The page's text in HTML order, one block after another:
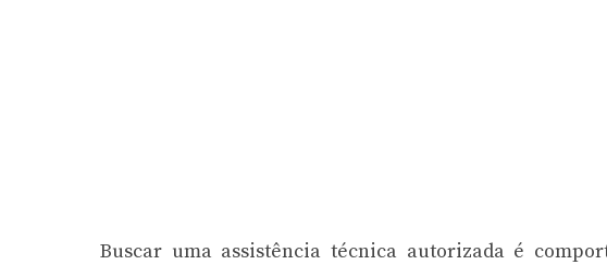
Buscar uma assistência técnica autorizada é